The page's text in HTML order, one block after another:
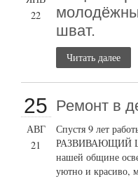
22
шват.
Читать далее
25
АВГ
21
Ремонт в
Спустя 9 лет
РАЗВИВАЮЩИЙ
нашей общине
уютно и красиво,